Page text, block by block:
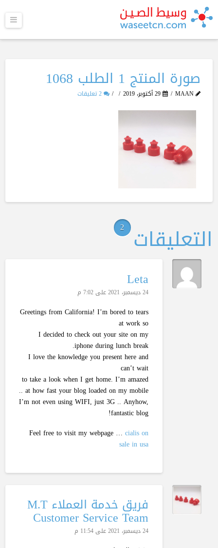
صورة المنتج 1 الطلب 1068
MAAN 29 أكتوبر، 2019 2 تعليقات
التعليقات 2
Leta
24 ديسمبر، 2021 على 7:02 م
Greetings from California! I’m bored to tears
at work so
I decided to check out your site on my
iphone during lunch break.
I love the knowledge you present here and
can’t wait
to take a look when I get home. I’m amazed
at how fast your blog loaded on my mobile ..
I’m not even using WIFI, just 3G .. Anyhow,
fantastic blog!
Feel free to visit my webpage …cialis on
sale in usa
فريق خدمة العملاء M.T
Customer Service Team
24 ديسمبر، 2021 على 11:54 م